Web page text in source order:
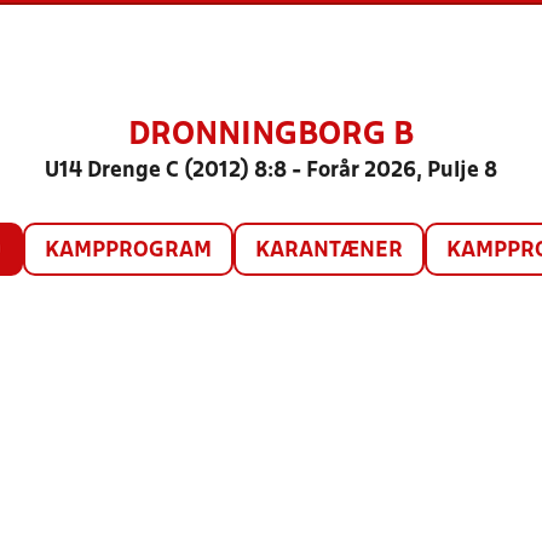
DRONNINGBORG B
U14 Drenge C (2012) 8:8 - Forår 2026, Pulje 8
KAMPPROGRAM KARANTÆNER